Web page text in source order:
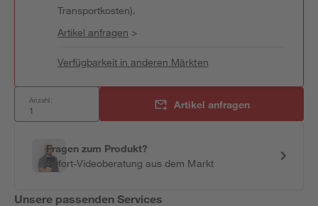
Transportkosten).
Artikel anfragen >
Verfügbarkeit in anderen Märkten
Anzahl: Artikel anfragen
Fragen zum Produkt?
Sofort-Videoberatung aus dem Markt
Unsere passenden Services